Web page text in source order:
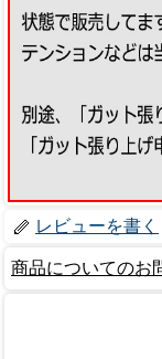
レビューを書く
商品についてのお